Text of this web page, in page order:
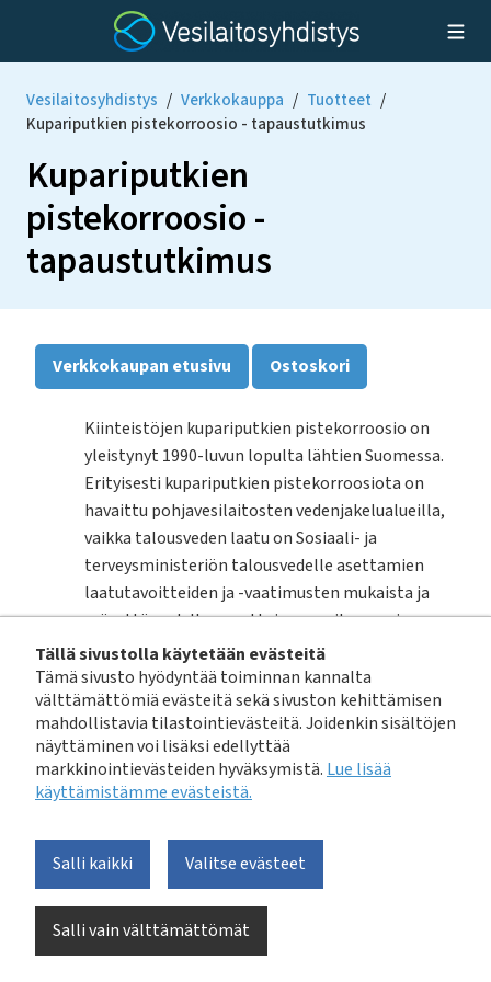
Tällä sivustolla käytetään evästeitä
Tämä sivusto hyödyntää toiminnan kannalta
välttämättömiä evästeitä sekä sivuston kehittämisen
mahdollistavia tilastointievästeitä. Joidenkin sisältöjen
näyttäminen voi lisäksi edellyttää
markkinointievästeiden hyväksymistä. Lue lisää
käyttämistämme evästeistä.​​​​​​
Salli kaikki
Salli vain välttämättömät
Valitse evästeet
Vesilaitosyhdistys / Verkkokauppa / Tuotteet /
Kupariputkien pistekorroosio - tapaustutkimus
Kupariputkien
pistekorroosio -
tapaustutkimus
Verkkokaupan etusivu Ostoskori
Kiinteistöjen kupariputkien pistekorroosio on
yleistynyt 1990-luvun lopulta lähtien Suomessa.
Erityisesti kupariputkien pistekorroosiota on
havaittu pohjavesilaitosten vedenjakelualueilla,
vaikka talousveden laatu on Sosiaali- ja
terveysministeriön talousvedelle asettamien
laatutavoitteiden ja -vaatimusten mukaista ja
syövyttävyydelle annettujen suositusarvojen
mukaista sekä kupariputket ovat yleensä
standardin mukaisia ja tyyppihyväksyttyjä.
Kupariputkien syövyttävyystekijöitä oli tarpeen
tarkastella uudelleen. Hankkeen toteuttajana
toimi FCG Rakennettu Ympäristö Oy.
kiinteistöissä havaittuja kupariputkien
pistemäisiä korroosiotapauksia 1990-luvun
lopulta alkaen. Hankkeessa tarkasteltiin
kupariputkien pistekorroosiokohteiden